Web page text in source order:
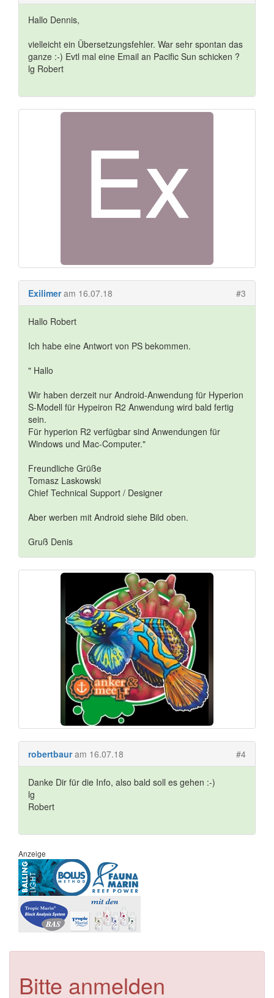
Hallo Dennis,
vielleicht ein Übersetzungsfehler. War sehr spontan das
ganze :-) Evtl mal eine Email an Pacific Sun schicken ?
lg Robert
Exilimer am 16.07.18 #3
Hallo Robert
Ich habe eine Antwort von PS bekommen.
" Hallo
Wir haben derzeit nur Android-Anwendung für Hyperion
S-Modell für Hypeiron R2 Anwendung wird bald fertig
sein.
Für hyperion R2 verfügbar sind Anwendungen für
Windows und Mac-Computer."
Freundliche Grüße
Tomasz Laskowski
Chief Technical Support / Designer
Aber werben mit Android siehe Bild oben.
Gruß Denis
robertbaur am 16.07.18 #4
Danke Dir für die Info, also bald soll es gehen :-)
lg
Robert
Anzeige
Bitte anmelden